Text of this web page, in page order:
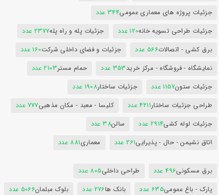
جزئیات پروژه های معماری عمومی344 عدد
جزئیات طراحی تسویه خانه120 عدد جزئیات پله و راه پله2377 عدد
برق کشی - اتصالات566 عدد جزئیات و فضای داخلی شرکت160 عدد
نمایشگاه - فروشگاه - مرکز خرید353 عدد حمام مستر2103 عدد
جزئیات ستون1157 عدد جزئیات ساختار1908 عدد
طراحی جزئیات ساختار4211 عدد کلیسا - معبد - مکان مذهبی777 عدد
جزئیات لوله کشی2914 عدد سالن38 عدد
اتاق نشیمن - حال - پذیرایی261 عدد معماری881 عدد
برق مسکونی496 عدد طراحی داخلی805 عدد
پارک - باغ عمومی635 عدد بانک ها276 عدد بلوک مبلمان5066 عدد